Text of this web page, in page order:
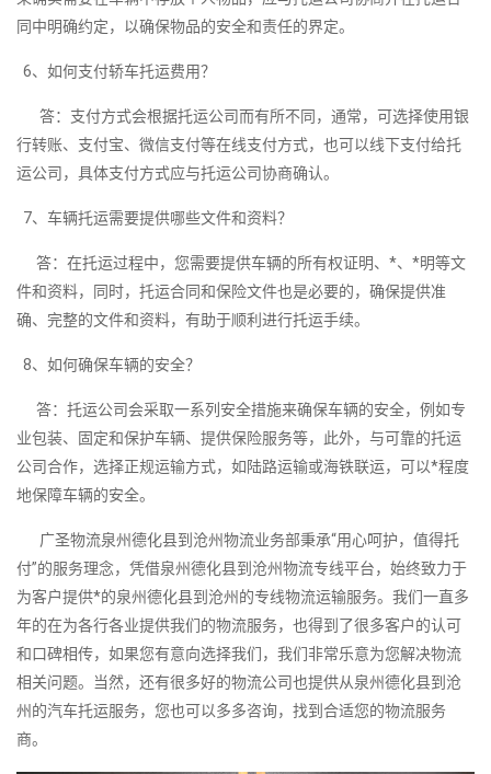
同中明确约定，以确保物品的安全和责任的界定。
6、如何支付轿车托运费用？
答：支付方式会根据托运公司而有所不同，通常，可选择使用银
行转账、支付宝、微信支付等在线支付方式，也可以线下支付给托
运公司，具体支付方式应与托运公司协商确认。
7、车辆托运需要提供哪些文件和资料？
答：在托运过程中，您需要提供车辆的所有权证明、*、*明等文
件和资料，同时，托运合同和保险文件也是必要的，确保提供准
确、完整的文件和资料，有助于顺利进行托运手续。
8、如何确保车辆的安全？
答：托运公司会采取一系列安全措施来确保车辆的安全，例如专
业包装、固定和保护车辆、提供保险服务等，此外，与可靠的托运
公司合作，选择正规运输方式，如陆路运输或海铁联运，可以*程度
地保障车辆的安全。
广圣物流泉州德化县到沧州物流业务部秉承“用心呵护，值得托
付”的服务理念，凭借泉州德化县到沧州物流专线平台，始终致力于
为客户提供*的泉州德化县到沧州的专线物流运输服务。我们一直多
年的在为各行各业提供我们的物流服务，也得到了很多客户的认可
和口碑相传，如果您有意向选择我们，我们非常乐意为您解决物流
相关问题。当然，还有很多好的物流公司也提供从泉州德化县到沧
州的汽车托运服务，您也可以多多咨询，找到合适您的物流服务
商。